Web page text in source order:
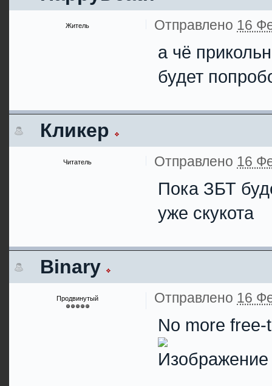
Житель Отправлено 16
а чё
будет
Кликер
Читатель Отправлено 16
Пока ЗБТ
уже скукота
Binary
Продвинутый Отправлено 16
No more